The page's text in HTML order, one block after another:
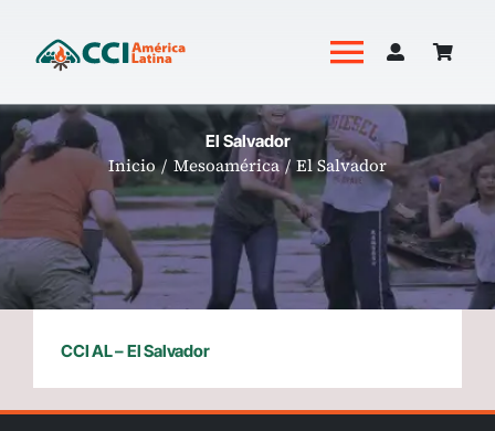
contenido
Toggle
Academia
Productos
Revista Hoguera
El Salvador
Inicio Mesoamérica El Salvador
CCI AL – El Salvador